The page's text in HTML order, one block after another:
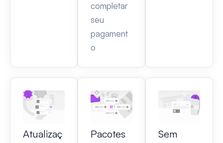
completar
seu
pagament
o
Atualizaç
Pacotes
Sem